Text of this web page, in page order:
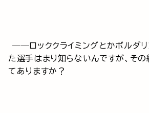
──ロッククライミングとかボルダリ
た選手はまり知らないんですが、そ
てありますか？